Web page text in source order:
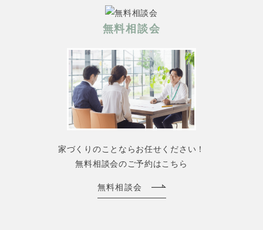
無料相談会
家づくりのことならお任せください！
無料相談会のご予約はこちら
無料相談会